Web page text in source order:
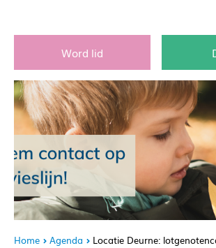
Word lid
Home Agenda
Locatie Deurne: